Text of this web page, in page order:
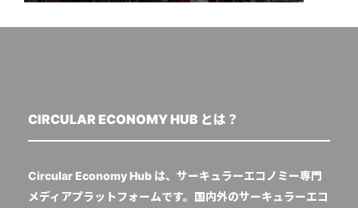
CIRCULAR ECONOMY HUB とは？
Circular Economy Hub は、サーキュラーエコノミー専門
メディアプラットフォームです。国内外のサーキュラーエコ